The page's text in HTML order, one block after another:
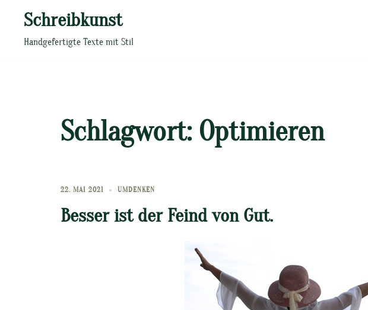
springen
Schreibkunst
Handgefertigte Texte mit Stil
Schlagwort: Optimieren
22. MAI 2021 UMDENKEN
Besser ist der Feind von Gut.